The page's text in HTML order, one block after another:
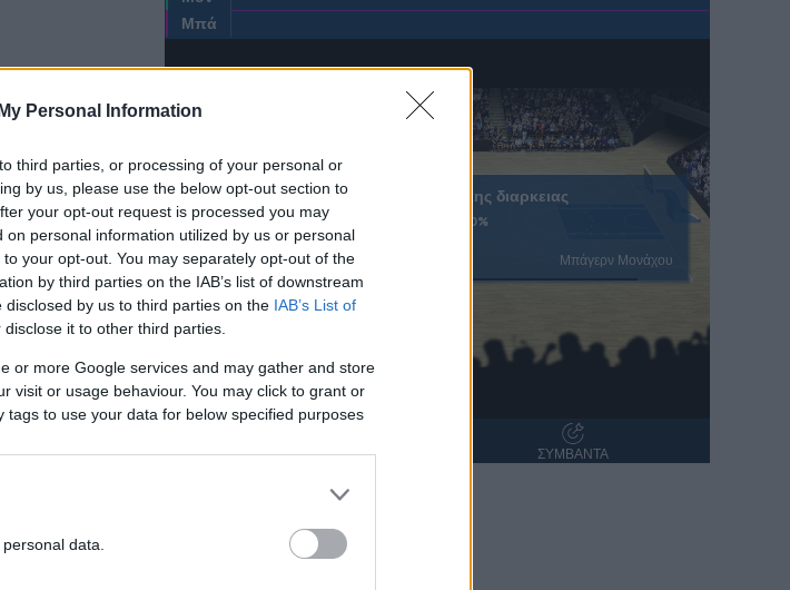
Personal Information
third parties, or processing of your personal or
by us, please use the below opt-out section to
your opt-out request is processed you may
personal information utilized by us or personal
your opt-out. You may separately opt-out of the
by third parties on the IAB’s list of downstream
by us to third parties on the IAB’s List of
it to other third parties.
or more Google services and may gather and store
visit or usage behaviour. You may click to grant or
to use your data for below specified purposes
data.
Μπά
ΖΩΝΤΑΝΑ ΣΥΜΒΑΝΤΑ
Ολοκληρωση κανονικης διαρκειας
Μονακό
43.7%
Μπάγερν Μονάχου